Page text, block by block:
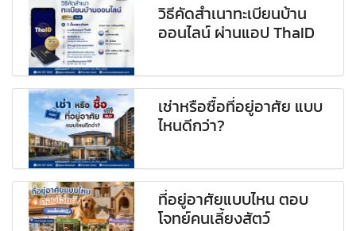
วิธีคัดสำเนาทะเบียนบ้าน
ออนไลน์ ผ่านแอป ThaID
เช่าหรือซื้อที่อยู่อาศัย แบบ
ไหนดีกว่า?
ที่อยู่อาศัยแบบไหน ตอบ
โจทย์คนเลี้ยงสัตว์